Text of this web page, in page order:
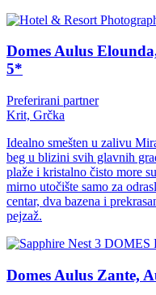
Domes Aulus
5*
Preferirani partner
Krit, Grčka
Idealno smešten u zalivu
beg u blizini svih glavnih
plaže i kristalno čisto more
mirno utočište samo za
centar, dva bazena i
pejzaž.
DOMES
Domes Aulus Zante,